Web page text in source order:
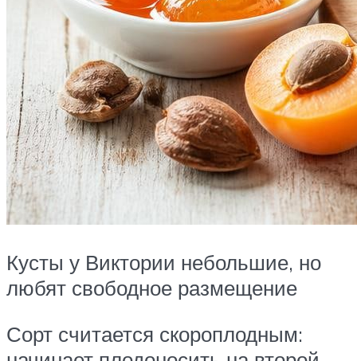
Кусты у Виктории небольшие, но
любят свободное размещение
Сорт считается скороплодным: